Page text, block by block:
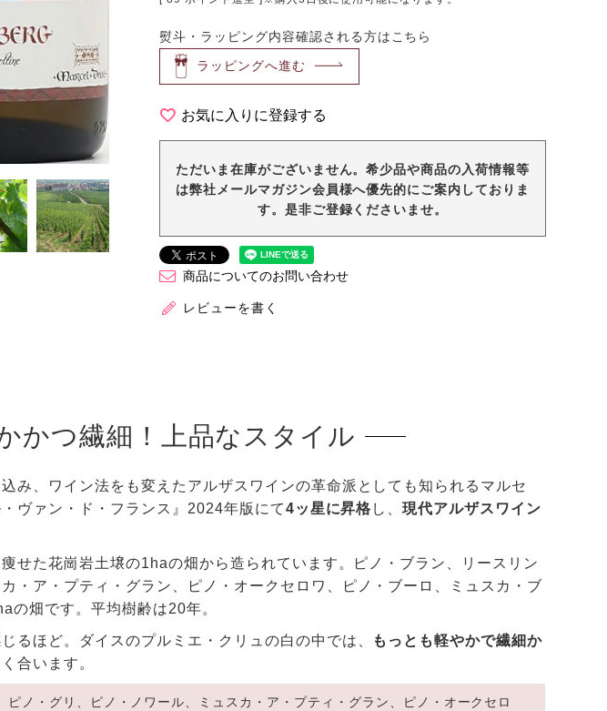
熨斗・ラッピング内容確認される方はこちら
ラッピングへ進む
お気に入りに登録する
ただいま在庫がございません。希少品や商品の入荷情報等
は弊社メールマガジン会員様へ優先的にご案内しておりま
す。是非ご登録くださいませ。
商品についてのお問い合わせ
レビューを書く
かつ繊細！上品なスタイル
み、ワイン法をも変えたアルザスワインの革命派としても知られるマルセ
ヴァン・ド・フランス』2024年版にて4ッ星に昇格 し、現代アルザスワイン
せた花崗岩土壌の1haの畑から造られています。ピノ・ブラン、リースリン
・ア・プティ・グラン、ピノ・オークセロワ、ピノ・ブーロ、ミュスカ・ブ
の畑です。平均樹齢は20年。
るほど。ダイスのプルミエ・クリュの白の中では、
もっとも軽やかで繊細か
合います。
ピノ・グリ、ピノ・ノワール、ミュスカ・ア・プティ・グラン、ピノ・オークセロ